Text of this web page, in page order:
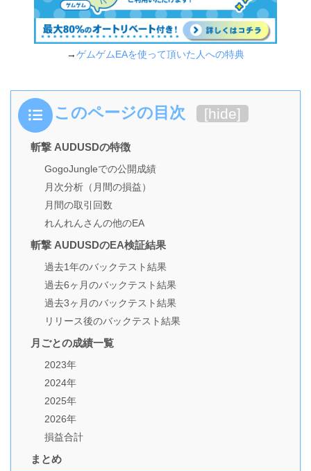
→ゲムゲムEAを使って頂いた人への特典
このページの目次 [hide]
斬撃 AUDUSDの特徴
GogoJungleでの公開成績
月次分析（月間の損益）
月間の取引回数
れんれんさんの他のEA
斬撃 AUDUSDのEA検証結果
過去1年のバックテスト結果
過去6ヶ月のバックテスト結果
過去3ヶ月のバックテスト結果
リリース後のバックテスト結果
月ごとの成績一覧
2023年
2024年
2025年
2026年
損益合計
まとめ